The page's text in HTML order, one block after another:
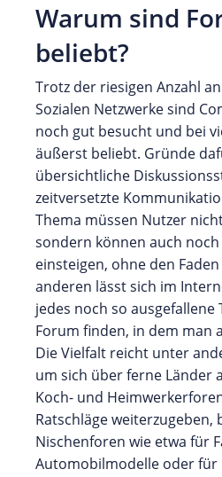
Warum sind
beliebt?
Trotz der riesigen Anzahl
Sozialen Netzwerke sind
noch gut besucht und bei
äußerst beliebt. Gründe
übersichtliche
zeitversetzte
Thema müssen Nutzer
sondern können auch
einsteigen, ohne den
anderen lässt sich im
jedes noch so ausgefallene
Forum finden, in dem man
Die Vielfalt reicht unter
um sich über ferne Länder
Koch- und
Ratschläge weiterzugeben,
Nischenforen wie etwa für
Automobilmodelle oder